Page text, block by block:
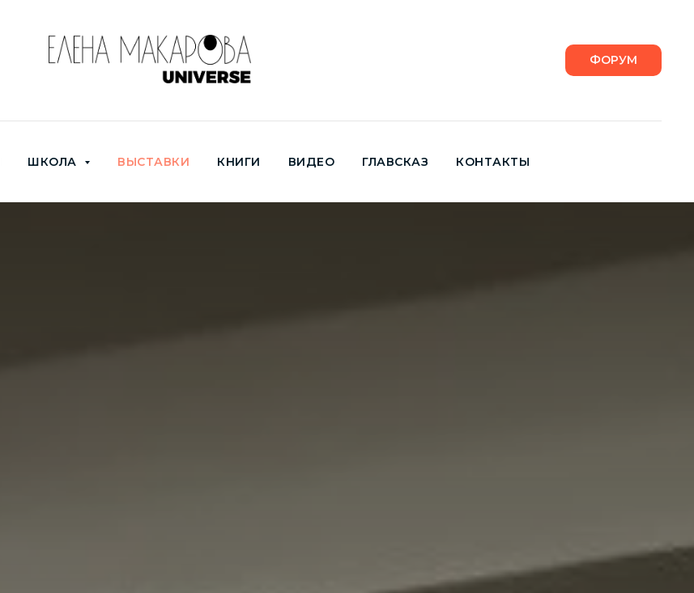
ФОРУМ
ШКОЛА ВЫСТАВКИ КНИГИ ВИДЕО ГЛАВСКАЗ КОНТАКТЫ